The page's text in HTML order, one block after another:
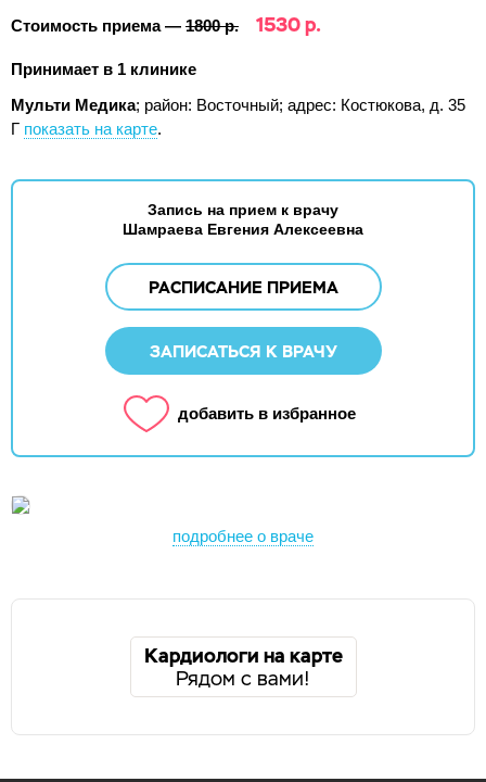
Стоимость приема — 1800 р. 1530 р.
Принимает в 1 клинике
Мульти Медика; район: Восточный; адрес: Костюкова, д. 35
Г показать на карте.
Запись на прием к врачу
Шамраева Евгения Алексеевна
РАСПИСАНИЕ ПРИЕМА
ЗАПИСАТЬСЯ К ВРАЧУ
добавить в избранное
подробнее о враче
Кардиологи на карте
Рядом с вами!